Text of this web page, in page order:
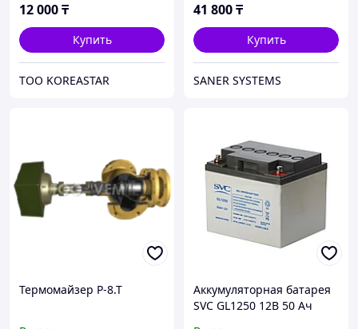
12 000₸
Купить
ТОО KOREASTAR
41 800₸
Купить
SANER SYSTEMS
Термомайзер Р-8.Т
Аккумуляторная батарея
SVC GL1250 12В 50 Ач